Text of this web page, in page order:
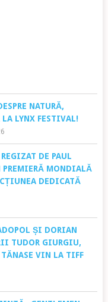
NATURĂ,
LA LYNX FESTIVAL!
DE PAUL
PREMIERĂ MONDIALĂ
DEDICATĂ
ȘI DORIAN
TUDOR GIURGIU,
VIN LA TIFF